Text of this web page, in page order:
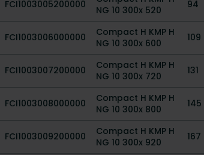
FCI1003005200000
NG 10 300x 520
94
FCI1003006000000
Compact H KMP H
NG 10 300x 600
109
FCI1003007200000
Compact H KMP H
NG 10 300x 720
131
FCI1003008000000
Compact H KMP H
NG 10 300x 800
145
FCI1003009200000
Compact H KMP H
NG 10 300x 920
167